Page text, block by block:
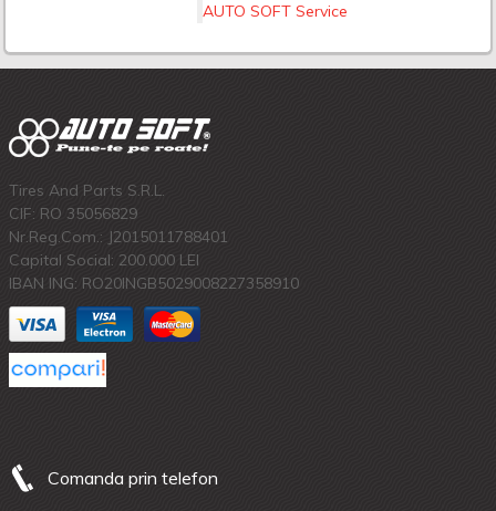
AUTO SOFT Service
Tires And Parts S.R.L.
CIF: RO 35056829
Nr.Reg.Com.: J2015011788401
Capital Social: 200.000 LEI
IBAN ING: RO20INGB5029008227358910
Comanda prin telefon